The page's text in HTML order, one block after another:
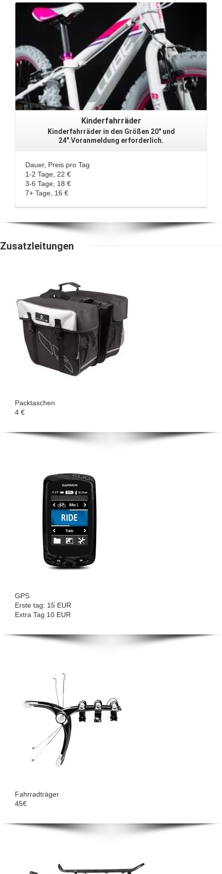
Kinderfahrräder
Kinderfahrräder in den Größen 20″ und
24″.Voranmeldung erforderlich.
Dauer, Preis pro Tag
1-2 Tage, 22 €
3-6 Tage, 18 €
7+ Tage, 16 €
Zusatzleitungen
Packtaschen
4 €
GPS
Erste tag: 15 EUR
Extra Tag 10 EUR
Fahrradträger
45€